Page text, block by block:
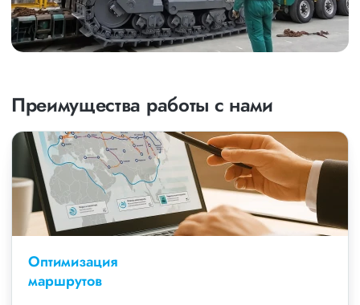
Преимущества работы с нами
Оптимизация
маршрутов